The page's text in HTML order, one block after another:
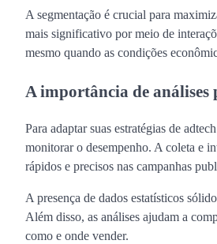
A segmentação é crucial para
mais significativo por meio de
mesmo quando as condições
A importância de análises
Para adaptar suas estratégias de
monitorar o desempenho. A coleta e
rápidos e precisos nas campanhas
A presença de dados estatísticos
Além disso, as análises ajudam a
como e onde vender.